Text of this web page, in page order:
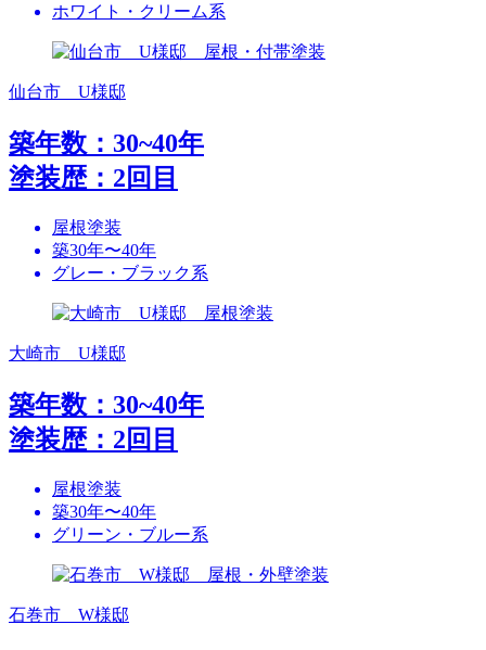
ホワイト・クリーム系
仙台市 U様邸
築年数：30~40年
塗装歴：2回目
屋根塗装
築30年〜40年
グレー・ブラック系
大崎市 U様邸
築年数：30~40年
塗装歴：2回目
屋根塗装
築30年〜40年
グリーン・ブルー系
石巻市 W様邸